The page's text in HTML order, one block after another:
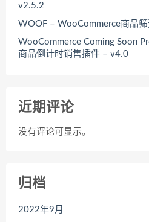
v2.5.2
WOOF – WooCommerce商品
WooCommerce Coming Soon
商品倒计时销售插件 – v4.0
近期评论
没有评论可显示。
归档
2022年9月